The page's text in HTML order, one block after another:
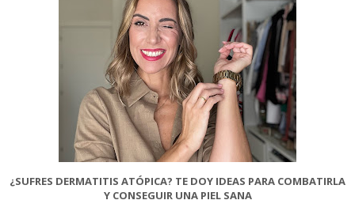
¿SUFRES DERMATITIS ATÓPICA? TE DOY IDEAS PARA COMBATIRLA
Y CONSEGUIR UNA PIEL SANA